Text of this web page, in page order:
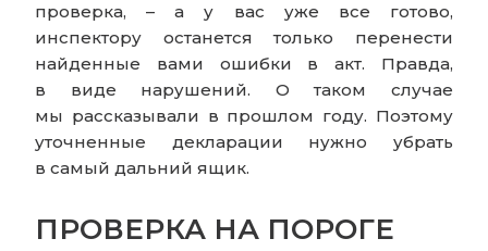
проверка, – а у вас уже все готово,
инспектору останется только перенести
найденные вами ошибки в акт. Правда,
в виде нарушений. О таком случае
мы рассказывали в прошлом году. Поэтому
уточненные декларации нужно убрать
в самый дальний ящик.
ПРОВЕРКА НА ПОРОГЕ